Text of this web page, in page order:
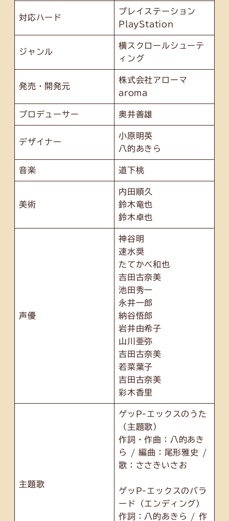
対応ハード
プレイステーション
PlayStation
ジャンル
横スクロールシューテ
ィング
発売・開発元
株式会社アローマ
aroma
プロデューサー 奥井善雄
デザイナー
小原明英
八的あきら
音楽 道下桃
美術
内田順久
鈴木竜也
鈴木卓也
声優
神谷明
速水奨
たてかべ和也
吉田古奈美
池田秀一
永井一郎
納谷悟郎
岩井由希子
山川亜弥
吉田古奈美
若菜葉子
吉田古奈美
彩木香里
主題歌
ゲッP-エックスのうた
（主題歌）
作詞・作曲：八的あき
ら / 編曲：尾形雅史 /
歌：ささきいさお
ゲッP-エックスのバラ
ード（エンディング）
作詞：八的あきら / 作